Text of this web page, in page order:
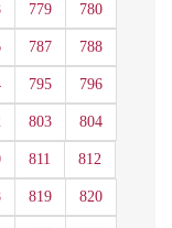
779 780
787 788
795 796
803 804
811 812
819 820